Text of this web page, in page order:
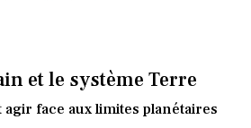
et le système Terre
face aux limites planétaires